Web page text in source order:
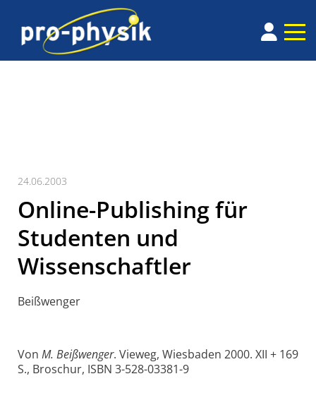
24.06.2003
Online-Publishing für
Studenten und
Wissenschaftler
Beißwenger
Von M. Beißwenger. Vieweg, Wiesbaden 2000. XII + 169
S., Broschur, ISBN 3-528-03381-9